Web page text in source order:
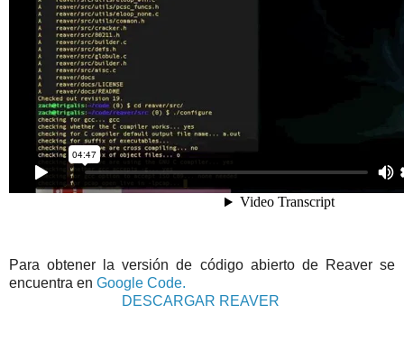
Para obtener la versión de código abierto de Reaver se
encuentra en Google Code.
DESCARGAR REAVER